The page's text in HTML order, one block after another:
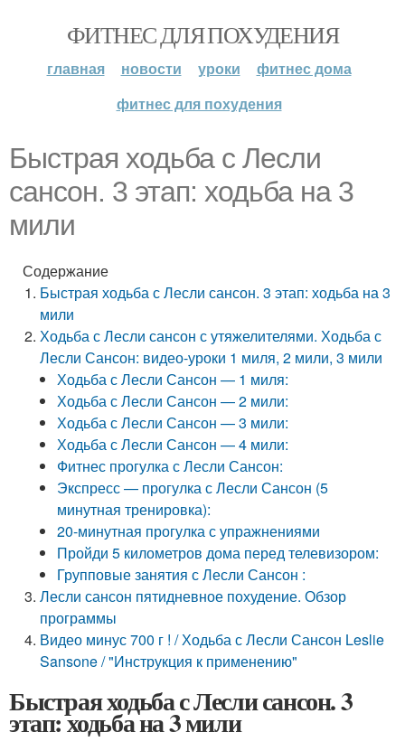
ФИТНЕС ДЛЯ ПОХУДЕНИЯ
главная новости уроки
фитнес дома
фитнес для похудения
Быстрая ходьба с Лесли
сансон. 3 этап: ходьба на 3
мили
Содержание
Быстрая ходьба с Лесли сансон. 3 этап: ходьба на 3
мили
Ходьба с Лесли сансон с утяжелителями. Ходьба с
Лесли Сансон: видео-уроки 1 миля, 2 мили, 3 мили
Ходьба с Лесли Сансон — 1 миля:
Ходьба с Лесли Сансон — 2 мили:
Ходьба с Лесли Сансон — 3 мили:
Ходьба с Лесли Сансон — 4 мили:
Фитнес прогулка с Лесли Сансон:
Экспресс — прогулка с Лесли Сансон (5
минутная тренировка):
20-минутная прогулка с упражнениями
Пройди 5 километров дома перед телевизором:
Групповые занятия с Лесли Сансон :
Лесли сансон пятидневное похудение. Обзор
программы
Видео минус 700 г ! / Ходьба с Лесли Сансон Leslie
Sansone / "Инструкция к применению"
Быстрая ходьба с Лесли сансон. 3
этап: ходьба на 3 мили